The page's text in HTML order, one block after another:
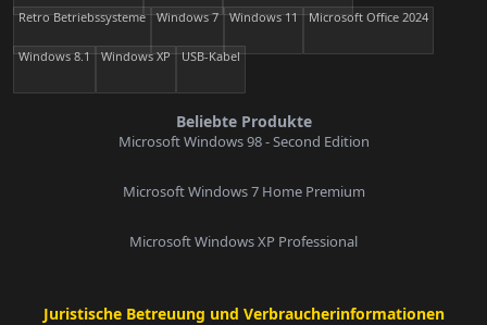
Retro Betriebssysteme Windows 7 Windows 11 Microsoft Office 2024
Windows 8.1 Windows XP USB-Kabel
Beliebte Produkte
Microsoft Windows 98 - Second Edition
Microsoft Windows 7 Home Premium
Microsoft Windows XP Professional
Juristische Betreuung und Verbraucherinformationen